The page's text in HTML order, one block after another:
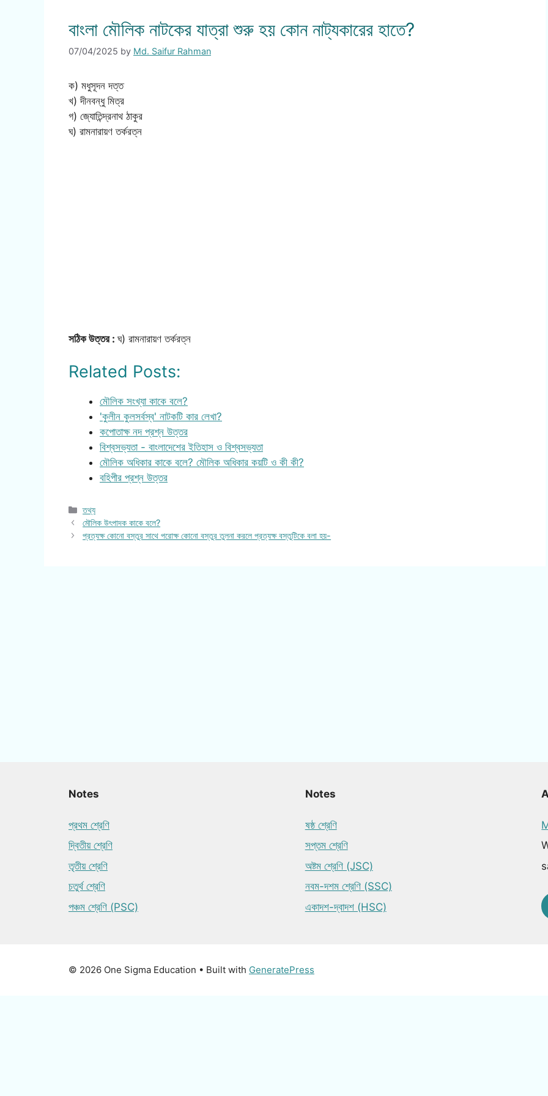
বাংলা মৌলিক নাটকের যাত্রা শুরু হয় কোন নাট্যকারের হাতে?
07/04/2025 by Md. Saifur Rahman
ক) মধুসূদন দত্ত
খ) দীনবন্ধু মিত্র
গ) জ্যোতিন্দ্রনাথ ঠাকুর
ঘ) রামনারায়ণ তর্করত্ন
সঠিক উত্তর : ঘ) রামনারায়ণ তর্করত্ন
Related Posts:
মৌলিক সংখ্যা কাকে বলে?
'কুলীন কুলসর্বস্ব' নাটকটি কার লেখা?
কপোতাক্ষ নদ প্রশ্ন উত্তর
বিশ্বসভ্যতা - বাংলাদেশের ইতিহাস ও বিশ্বসভ্যতা
মৌলিক অধিকার কাকে বলে? মৌলিক অধিকার কয়টি ও কী কী?
বহিপীর প্রশ্ন উত্তর
Categories
তথ্য
মৌলিক উৎপাদক কাকে বলে?
প্রত্যক্ষ কোনো বস্তুর সাথে পরোক্ষ কোনো বস্তুর তুলনা করলে প্রত্যক্ষ বস্তুটিকে বলা হয়-
Notes
প্রথম শ্রেণি
দ্বিতীয় শ্রেণি
তৃতীয় শ্রেণি
চতুর্থ শ্রেণি
পঞ্চম শ্রেণি (PSC)
Notes
ষষ্ঠ শ্রেণি
সপ্তম শ্রেণি
অষ্টম শ্রেণি (JSC)
নবম-দশম শ্রেণি (SSC)
একাদশ-দ্বাদশ (HSC)
© 2026 One Sigma Education • Built with GeneratePress